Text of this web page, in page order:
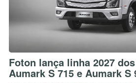
Foton lança linha 2027
Aumark S 715 e Aumark S